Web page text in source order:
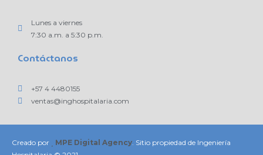
Lunes a viernes
7:30 a.m. a 5:30 p.m.
Contáctanos
+57 4 4480155
ventas@inghospitalaria.com
Creado por MPE Digital Agency. Sitio propiedad de Ingeniería